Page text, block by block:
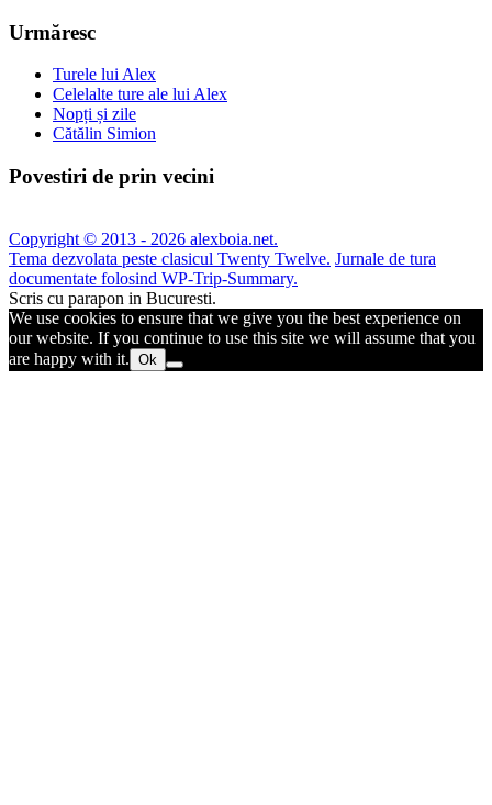
Urmăresc
Turele lui Alex
Celelalte ture ale lui Alex
Nopți și zile
Cătălin Simion
Povestiri de prin vecini
Copyright © 2013 - 2026 alexboia.net.
Tema dezvolata peste clasicul Twenty Twelve. Jurnale de tura
documentate folosind WP-Trip-Summary.
Scris cu parapon in Bucuresti.
We use cookies to ensure that we give you the best experience on
our website. If you continue to use this site we will assume that you
are happy with it. Ok